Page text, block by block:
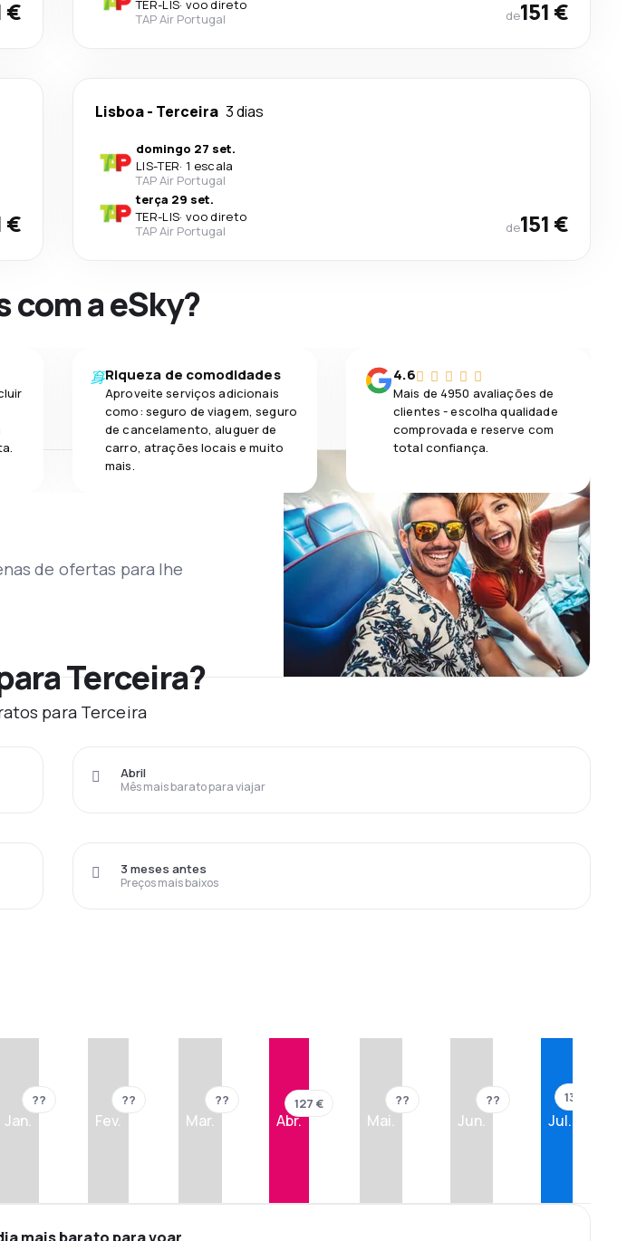
€
TER-LIS· voo direto
TAP Air Portugal
de151 €
€
Lisboa- Terceira 3 dias
domingo 27 set.
LIS-TER· 1 escala
TAP Air Portugal
terça 29 set.
TER-LIS· voo direto
TAP Air Portugal
de151 €
com a eSky?
Riqueza de comodidades
Aproveite serviços adicionais
como: seguro de viagem, seguro
de cancelamento, aluguer de
carro, atrações locais e muito
mais.
4.6
Mais de 4950 avaliações de
clientes - escolha qualidade
comprovada e reserve com
total confiança.
de ofertas para lhe
Terceira?
para Terceira
Mês mais barato para viajar
Abril
Preços mais baixos
3 meses antes
Jan.
??
Fev.
??
Mar.
??
Abr.
127 €
Mai.
??
Jun.
??
Jul.
137 €